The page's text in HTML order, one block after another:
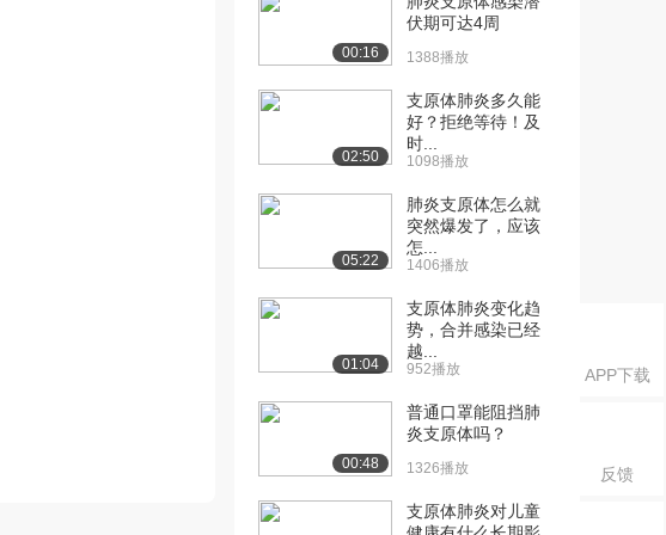
APP下载
反馈
00:16
伏期可达4周
1388播放
02:50
支原体肺炎多久能
好？拒绝等待！及
时...
1098播放
05:22
肺炎支原体怎么就
突然爆发了，应该
怎...
1406播放
01:04
支原体肺炎变化趋
势，合并感染已经
越...
952播放
00:48
普通口罩能阻挡肺
炎支原体吗？
1326播放
支原体肺炎对儿童